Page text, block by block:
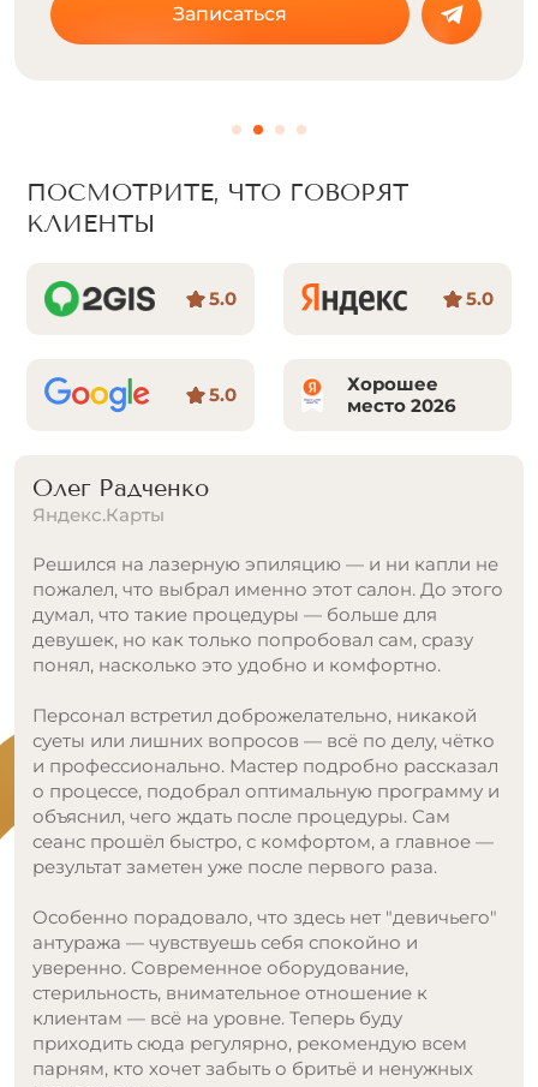
Записаться
ПОСМОТРИТЕ, ЧТО ГОВОРЯТ
КЛИЕНТЫ
5.0 5.0
5.0
Хорошее
место 2026
не
этого
чётко
и
—
Аля Литвиненко
Яндекс.Карты
Моя любимая студия лазерной эпиляции,
уже более 3 лет, раньше название было
Администратор Ситора очень
с самого первого моего посещения мне
понравилась!
Ходила ко всем специалистам, девушки все
компетентные, все подробно рассказывают
процедуры проходят максимально
безболезненно